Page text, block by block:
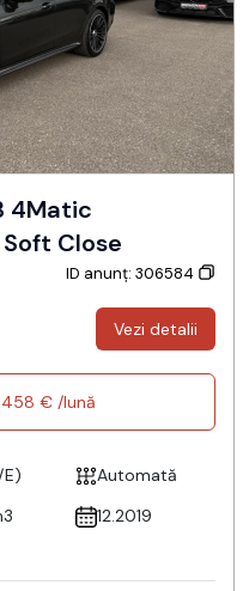
4Matic
Masaj Soft Close
ID anunț: 306584
Vezi detalii
€ /lună
Automată
12.2019